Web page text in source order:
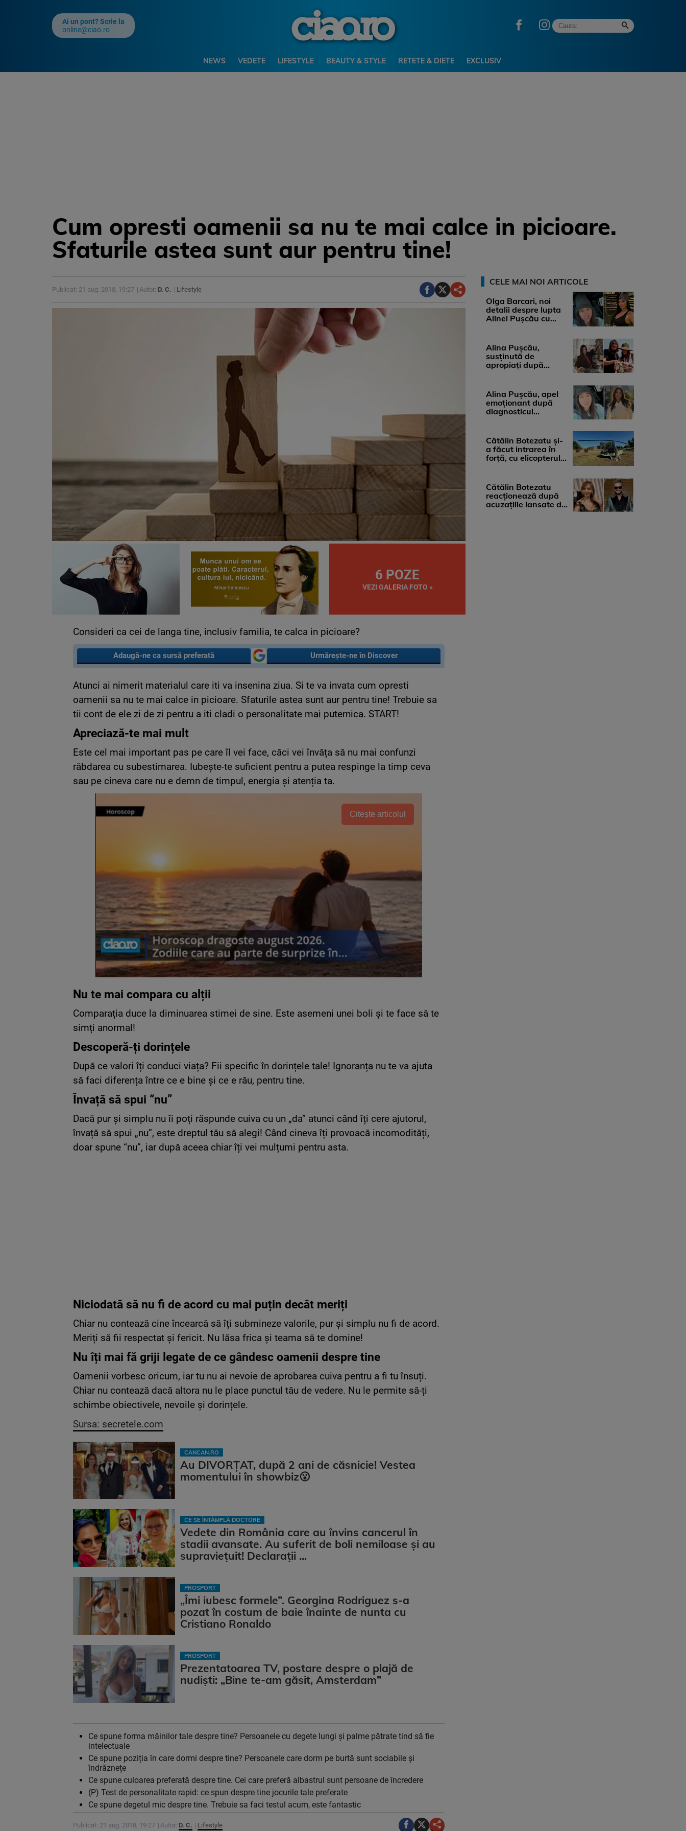
Ai un pont? Scrie la
online@ciao.ro
NEWS VEDETE LIFESTYLE BEAUTY & STYLE RETETE & DIETE EXCLUSIV
Cum opresti oamenii sa nu te mai calce in picioare.
Sfaturile astea sunt aur pentru tine!
Publicat: 21 aug. 2018, 19:27 Autor: D. C. Lifestyle
6 POZE
VEZI GALERIA FOTO »
Consideri ca cei de langa tine, inclusiv familia, te calca in picioare?
Adaugă-ne ca sursă preferată Urmărește-ne în Discover
Atunci ai nimerit materialul care iti va insenina ziua. Si te va invata cum opresti
oamenii sa nu te mai calce in picioare. Sfaturile astea sunt aur pentru tine! Trebuie sa
tii cont de ele zi de zi pentru a iti cladi o personalitate mai puternica. START!
Apreciază-te mai mult
Este cel mai important pas pe care îl vei face, căci vei învăța să nu mai confunzi
răbdarea cu subestimarea. Iubește-te suficient pentru a putea respinge la timp ceva
sau pe cineva care nu e demn de timpul, energia și atenția ta.
Citește articolul
Nu te mai compara cu alții
Comparația duce la diminuarea stimei de sine. Este asemeni unei boli și te face să te
simți anormal!
Descoperă-ți dorințele
După ce valori îți conduci viața? Fii specific în dorințele tale! Ignoranța nu te va ajuta
să faci diferența între ce e bine și ce e rău, pentru tine.
Învață să spui “nu”
Dacă pur și simplu nu îi poți răspunde cuiva cu un „da” atunci când îți cere ajutorul,
învață să spui „nu”, este dreptul tău să alegi! Când cineva îți provoacă incomodități,
doar spune “nu”, iar după aceea chiar îți vei mulțumi pentru asta.
Niciodată să nu fi de acord cu mai puțin decât meriți
Chiar nu contează cine încearcă să îți submineze valorile, pur și simplu nu fi de acord.
Meriți să fii respectat și fericit. Nu lăsa frica și teama să te domine!
Nu îți mai fă griji legate de ce gândesc oamenii despre tine
Oamenii vorbesc oricum, iar tu nu ai nevoie de aprobarea cuiva pentru a fi tu însuți.
Chiar nu contează dacă altora nu le place punctul tău de vedere. Nu le permite să-ți
schimbe obiectivele, nevoile și dorințele.
Sursa: secretele.com
CANCAN.RO
Au DIVORȚAT, după 2 ani de căsnicie! Vestea
momentului în showbiz😮
CE SE ÎNTÂMPLĂ DOCTORE
Vedete din România care au învins cancerul în
stadii avansate. Au suferit de boli nemiloase şi au
supravieţuit! Declarații ...
PROSPORT
„Îmi iubesc formele”. Georgina Rodriguez s-a
pozat în costum de baie înainte de nunta cu
Cristiano Ronaldo
PROSPORT
Prezentatoarea TV, postare despre o plajă de
nudiști: „Bine te-am găsit, Amsterdam”
Ce spune forma mâinilor tale despre tine? Persoanele cu degete lungi și palme pătrate tind să fie
intelectuale
Ce spune poziția în care dormi despre tine? Persoanele care dorm pe burtă sunt sociabile și
îndrăznețe
Ce spune culoarea preferată despre tine. Cei care preferă albastrul sunt persoane de încredere
(P) Test de personalitate rapid: ce spun despre tine jocurile tale preferate
Ce spune degetul mic despre tine. Trebuie sa faci testul acum, este fantastic
Publicat: 21 aug. 2018, 19:27 Autor: D. C. Lifestyle
CELE MAI NOI ARTICOLE
Olga Barcari, noi
detalii despre lupta
Alinei Pușcău cu
Alina Pușcău,
susținută de
apropiați după
medicii, ...
Alina Pușcău, apel
emoționant după
diagnosticul
...
Cătălin Botezatu și-
a făcut intrarea în
forță, cu elicopterul,
Cătălin Botezatu
reacționează după
acuzațiile lansate de